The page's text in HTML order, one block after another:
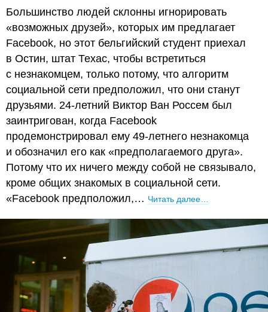
Большинство людей склонны игнорировать
«возможных друзей», которых им предлагает
Facebook, но этот бельгийский студент приехал
в Остин, штат Техас, чтобы встретиться
с незнакомцем, только потому, что алгоритм
социальной сети предположил, что они станут
друзьями. 24-летний Виктор Ван Россем был
заинтригован, когда Facebook
продемонстрировал ему 49-летнего незнакомца
и обозначил его как «предполагаемого друга».
Потому что их ничего между собой не связывало,
кроме общих знакомых в социальной сети.
«Facebook предположил,… Читать далее…